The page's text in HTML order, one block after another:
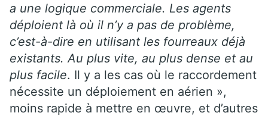
a une logique commerciale. Les agents
déploient là où il n’y a pas de problème,
c’est-à-dire en utilisant les fourreaux déjà
existants. Au plus vite, au plus dense et au
plus facile. Il y a les cas où le raccordement
nécessite un déploiement en aérien »,
moins rapide à mettre en œuvre, et d’autres